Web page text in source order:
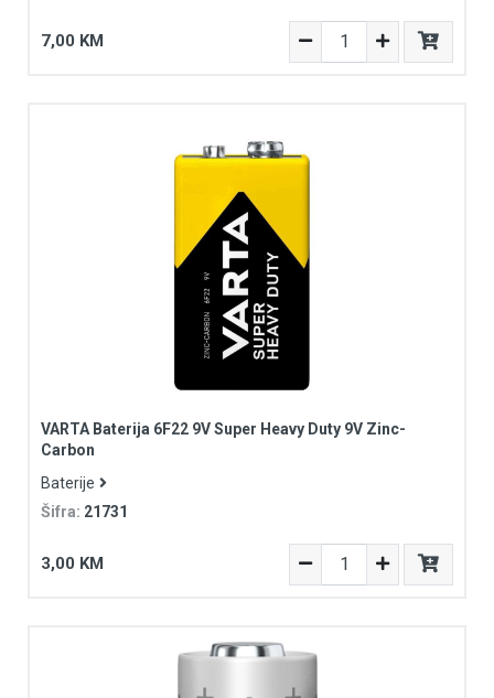
7,00 KM
VARTA Baterija 6F22 9V Super Heavy Duty 9V Zinc-
Carbon
Baterije
Šifra: 21731
3,00 KM